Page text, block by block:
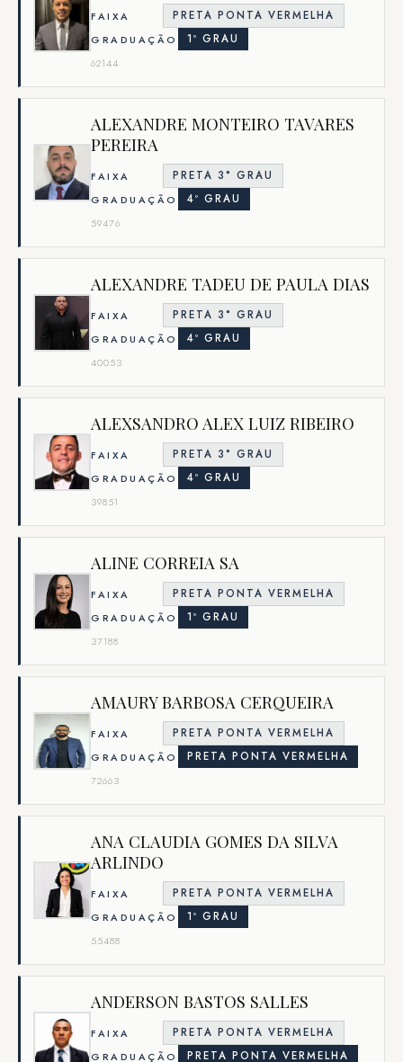
FAIXA
PRETA PONTA VERMELHA
GRADUAÇÃO
1º GRAU
62144
ALEXANDRE MONTEIRO TAVARES
PEREIRA
FAIXA
PRETA 3° GRAU
GRADUAÇÃO
4º GRAU
59476
ALEXANDRE TADEU DE PAULA DIAS
FAIXA
PRETA 3° GRAU
GRADUAÇÃO
4º GRAU
40053
ALEXSANDRO ALEX LUIZ RIBEIRO
FAIXA
PRETA 3° GRAU
GRADUAÇÃO
4º GRAU
39851
ALINE CORREIA SA
FAIXA
PRETA PONTA VERMELHA
GRADUAÇÃO
1º GRAU
37188
AMAURY BARBOSA CERQUEIRA
FAIXA
PRETA PONTA VERMELHA
GRADUAÇÃO
PRETA PONTA VERMELHA
72663
ANA CLAUDIA GOMES DA SILVA
ARLINDO
FAIXA
PRETA PONTA VERMELHA
GRADUAÇÃO
1º GRAU
55488
ANDERSON BASTOS SALLES
FAIXA
PRETA PONTA VERMELHA
GRADUAÇÃO
PRETA PONTA VERMELHA